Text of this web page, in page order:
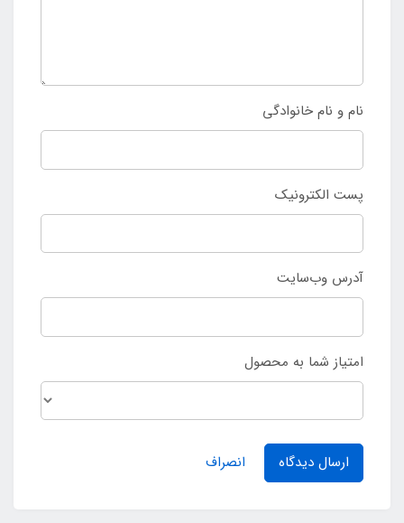
نام و نام خانوادگی
پست الکترونیک
آدرس وب‌سایت
امتیاز شما به محصول
ارسال دیدگاه انصراف